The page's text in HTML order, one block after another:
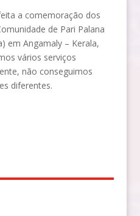
a comemoração dos
de Pari Palana
em Angamaly – Kerala,
vários serviços
não conseguimos
diferentes.